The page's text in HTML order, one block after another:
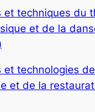
et techniques du
et de la
et technologies de
et de la